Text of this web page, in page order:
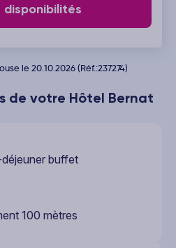
de votre Hôtel Bernat
buffet
100 mètres
disponibilités
le 20.10.2026 (Réf.:237274)